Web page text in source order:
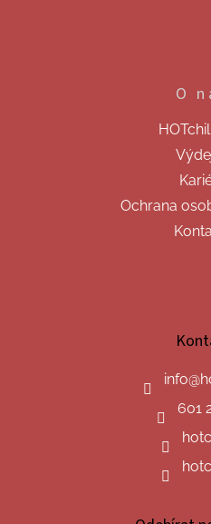
O
Ochrana
info@
601